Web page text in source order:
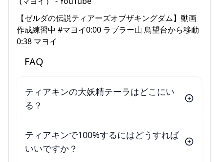
【ゼルダの伝説ティアーズオブザキングダム】動画
作成練習中 #マヨイ0:00 ラブラー山 鳥望台から移動
0:38 マヨイ
FAQ
ティアキンの大妖精テーラはどこにい
る？
ティアキンで100%するにはどうすれば
いいですか？